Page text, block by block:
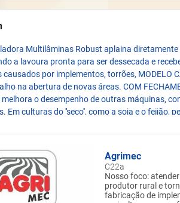
Multilâminas Robust aplaina
a lavoura pronta para ser dessecada e
causados por implementos, torrões, MODELO
na abertura de novas áreas. COM
melhora o desempenho de outras máquinas,
Em culturas do ''seco'', como a soja e o feijão,
acesse a página do nosso implemento
implementos-agricolas/plaina-
Agrimec
C22a
Nosso foco:
produtor rural e
fabricação de